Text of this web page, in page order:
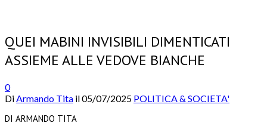
QUEI MABINI INVISIBILI DIMENTICATI
ASSIEME ALLE VEDOVE BIANCHE
0
DiArmando Tita il05/07/2025 POLITICA & SOCIETA'
DI ARMANDO TITA